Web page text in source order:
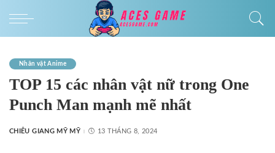
Nhân vật Anime
TOP 15 các nhân vật nữ trong One
Punch Man mạnh mẽ nhất
CHIÊU GIANG MỸ MỸ 13 THÁNG 8, 2024